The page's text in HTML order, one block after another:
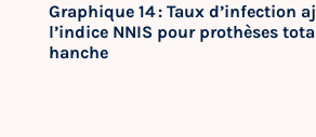
Graphique 14 : Taux d’infection
l’indice NNIS pour prothèses
hanche